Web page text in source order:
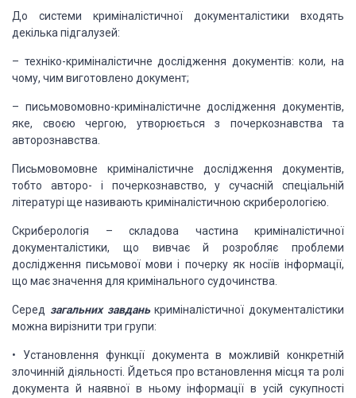
До системи криміналістичної документалістики входять
декілька підгалузей:
– техніко-криміналістичне дослідження документів: коли, на
чому, чим виготовлено документ;
– письмовомовно-криміналістичне дослідження документів,
яке, своєю чергою, утворюється з почеркознавства та
авторознавства.
Письмовомовне криміналістичне дослідження документів,
тобто авторо- і почеркознавство, у сучасній спеціальній
літературі ще називають криміналістичною скриберологією.
Скриберологія – складова частина криміналістичної
документалістики, що вивчає й розробляє проблеми
дослідження письмової мови і почерку як носіїв інформації,
що має значення для кримінального судочинства.
Серед загальних завданькриміналістичної документалістики
можна вирізнити три групи:
• Установлення функції документа в можливій конкретній
злочинній діяльності. Йдеться про встановлення місця та ролі
документа й наявної в ньому інформації в усій сукупності